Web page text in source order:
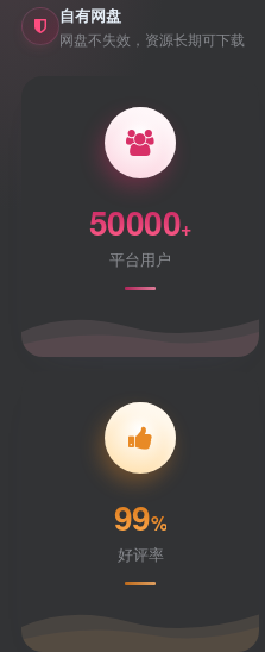
自有网盘
网盘不失效，资源长期可下载
50000+
平台用户
99%
好评率